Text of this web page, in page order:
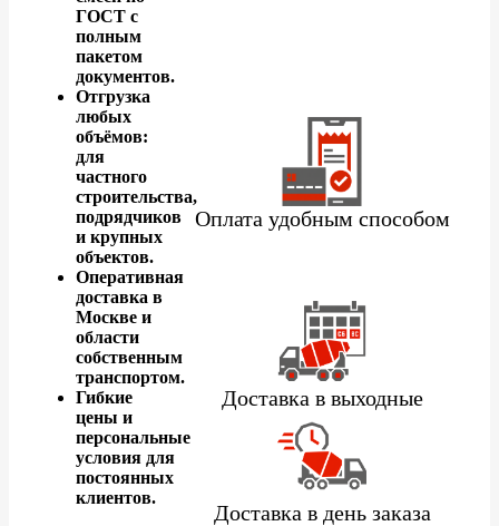
ГОСТ с
полным
пакетом
документов.
Отгрузка
любых
объёмов:
для
частного
строительства,
подрядчиков
и крупных
объектов.
Оперативная
доставка в
Москве и
области
собственным
транспортом.
Гибкие
цены и
персональные
условия для
постоянных
клиентов.
Оплата удобным способом
Доставка в выходные
Доставка в день заказа